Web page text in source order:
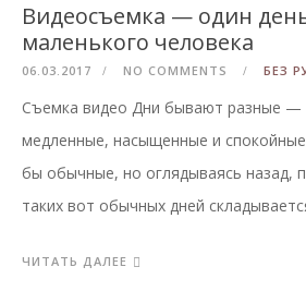
Видеосъемка — один
маленького человека
06.03.2017 NO COMMENTS БЕЗ
Съемка видео Дни бывают разные —
медленные, насыщенные и
бы обычные, но оглядываясь назад,
таких вот обычных дней
ЧИТАТЬ ДАЛЕЕ